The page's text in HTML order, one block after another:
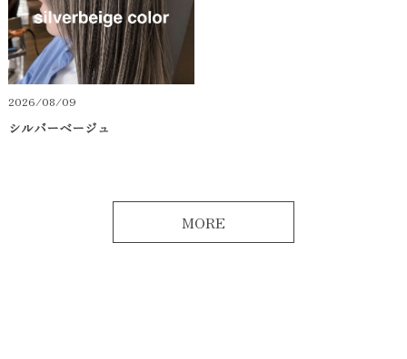
2026/08/09
シルバーベージュ
MORE